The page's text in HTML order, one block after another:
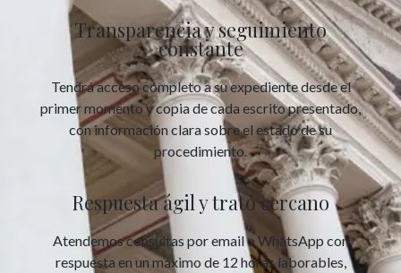
Transparencia y seguimiento
constante
Tendrá acceso completo a su expediente desde el
primer momento y copia de cada escrito presentado,
con información clara sobre el estado de su
procedimiento.
Respuesta ágil y trato cercano
Atendemos consultas por email o WhatsApp con
respuesta en un máximo de 12 horas laborables,